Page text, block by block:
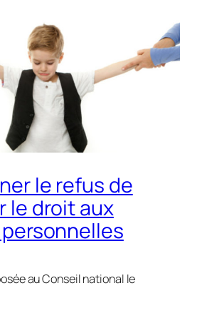
le refus de
le droit aux
au Conseil national le